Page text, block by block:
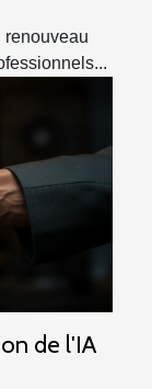
renouveau
de l'IA